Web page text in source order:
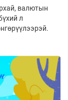
валютын
л